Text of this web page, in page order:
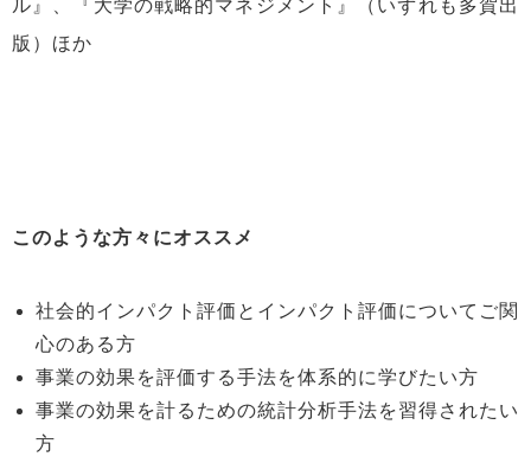
ル』、『大学の戦略的マネジメント』（いずれも多賀出
版）ほか
このような方々にオススメ
社会的インパクト評価とインパクト評価についてご関
心のある方
事業の効果を評価する手法を体系的に学びたい方
事業の効果を計るための統計分析手法を習得されたい
方